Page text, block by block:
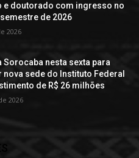
e doutorado com ingresso no
de 2026
2026
Sorocaba nesta sexta para
nova sede do Instituto Federal
de R$ 26 milhões
2026